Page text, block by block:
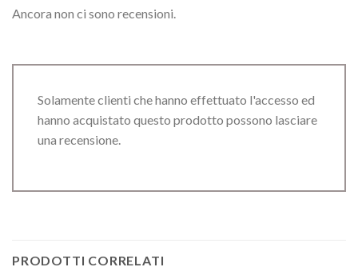
Ancora non ci sono recensioni.
Solamente clienti che hanno effettuato l'accesso ed
hanno acquistato questo prodotto possono lasciare
una recensione.
PRODOTTI CORRELATI